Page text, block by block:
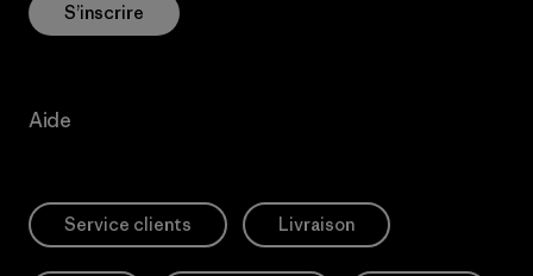
S’inscrire
Aide
Service clients Livraison